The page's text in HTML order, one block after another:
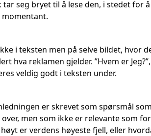
seg bryet til å lese den, i stedet for
momentant.
i teksten men på selve bildet, hvor
hva reklamen gjelder. ”Hvem er
veldig godt i teksten under.
er skrevet som spørsmål
men som ikke er relevante som for
er verdens høyeste fjell, eller